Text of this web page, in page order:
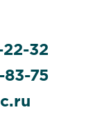
32
75